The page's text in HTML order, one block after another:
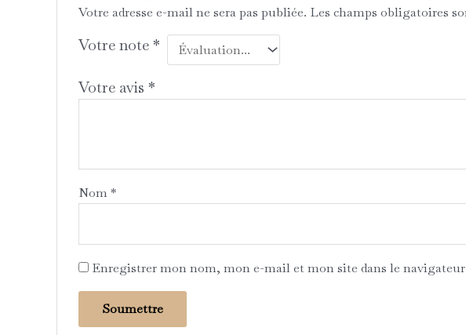
Votre adresse e-mail ne sera pas publiée. Les champs obligatoires
Votre note *
Votre avis *
Nom*
Enregistrer mon nom, mon e-mail et mon site dans le